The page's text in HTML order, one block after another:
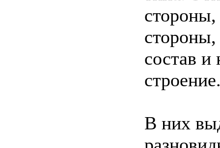
состав и
В них